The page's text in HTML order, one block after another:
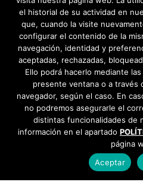
el historial de su actividad en
que, cuando la visite
configurar el contenido de la
navegación, identidad y
aceptadas, rechazadas,
Ello podrá hacerlo mediante
presente ventana o a través
navegador, según el caso. En
no podremos asegurarle el
distintas funcionalidades de
información en el apartado
página
Aceptar